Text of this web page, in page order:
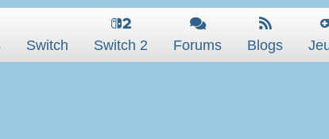
Switch Switch 2 Forums Blogs